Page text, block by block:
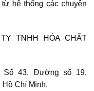
hệ thống các chuyên
TNHH HÓA CHẤT
43, Đường số 19,
Chí Minh.